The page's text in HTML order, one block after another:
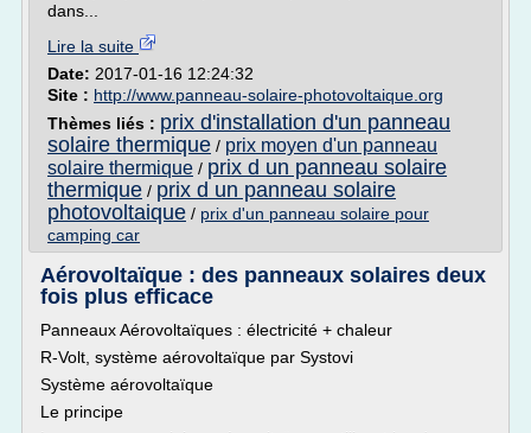
dans...
Lire la suite
Date: 2017-01-16 12:24:32
Site : http://www.panneau-solaire-photovoltaique.org
Thèmes liés : prix d'installation d'un panneau
solaire thermique / prix moyen d'un panneau
solaire thermique / prix d un panneau solaire
thermique / prix d un panneau solaire
photovoltaique / prix d'un panneau solaire pour
camping car
Aérovoltaïque : des panneaux solaires deux
fois plus efficace
Panneaux Aérovoltaïques : électricité + chaleur
R-Volt, système aérovoltaïque par Systovi
Système aérovoltaïque
Le principe